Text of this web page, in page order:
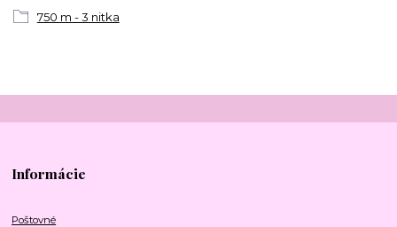
750 m - 3 nitka
Informácie
Poštovné